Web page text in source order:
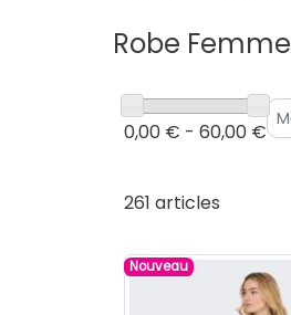
Robe Femme
0,00 € - 60,00 €
261 articles
Nouveau